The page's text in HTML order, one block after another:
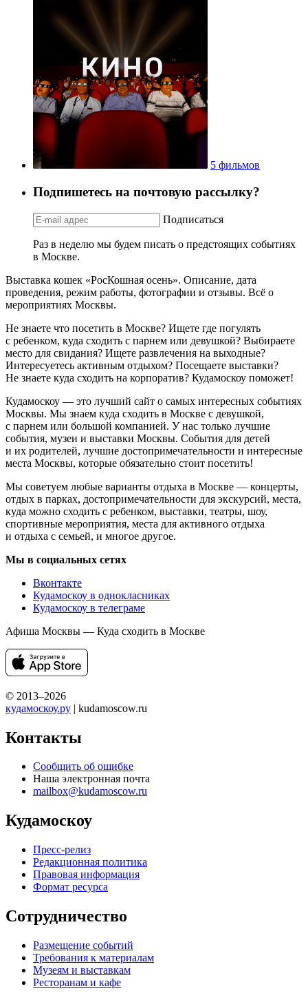
5 фильмов
Подпишетесь на почтовую рассылку?
Подписаться
Раз в неделю мы будем писать о предстоящих событиях
в Москве.
Выставка кошек «РосКошная осень». Описание, дата
проведения, режим работы, фотографии и отзывы. Всё о
мероприятиях Москвы.
Не знаете что посетить в Москве? Ищете где погулять
с ребенком, куда сходить с парнем или девушкой? Выбираете
место для свидания? Ищете развлечения на выходные?
Интересуетесь активным отдыхом? Посещаете выставки?
Не знаете куда сходить на корпоратив? Кудамоскоу поможет!
Кудамоскоу — это лучший сайт о самых интересных событиях
Москвы. Мы знаем куда сходить в Москве с девушкой,
с парнем или большой компанией. У нас только лучшие
события, музеи и выставки Москвы. События для детей
и их родителей, лучшие достопримечательности и интересные
места Москвы, которые обязательно стоит посетить!
Мы советуем любые варианты отдыха в Москве — концерты,
отдых в парках, достопримечательности для экскурсий, места,
куда можно сходить с ребенком, выставки, театры, шоу,
спортивные мероприятия, места для активного отдыха
и отдыха с семьей, и многое другое.
Мы в социальных сетях
Вконтакте
Кудамоскоу в однокласниках
Кудамоскоу в телеграме
Афиша Москвы — Куда сходить в Москве
© 2013–2026
кудамоскоу.ру | kudamoscow.ru
Контакты
Сообщить об ошибке
Наша электронная почта
mailbox@kudamoscow.ru
Кудамоскоу
Пресс-релиз
Редакционная политика
Правовая информация
Формат ресурса
Сотрудничество
Размещение событий
Требования к материалам
Музеям и выставкам
Ресторанам и кафе